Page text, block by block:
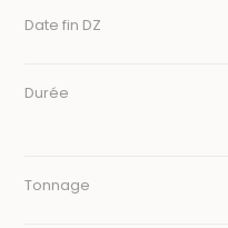
Date fin DZ
Durée
Tonnage